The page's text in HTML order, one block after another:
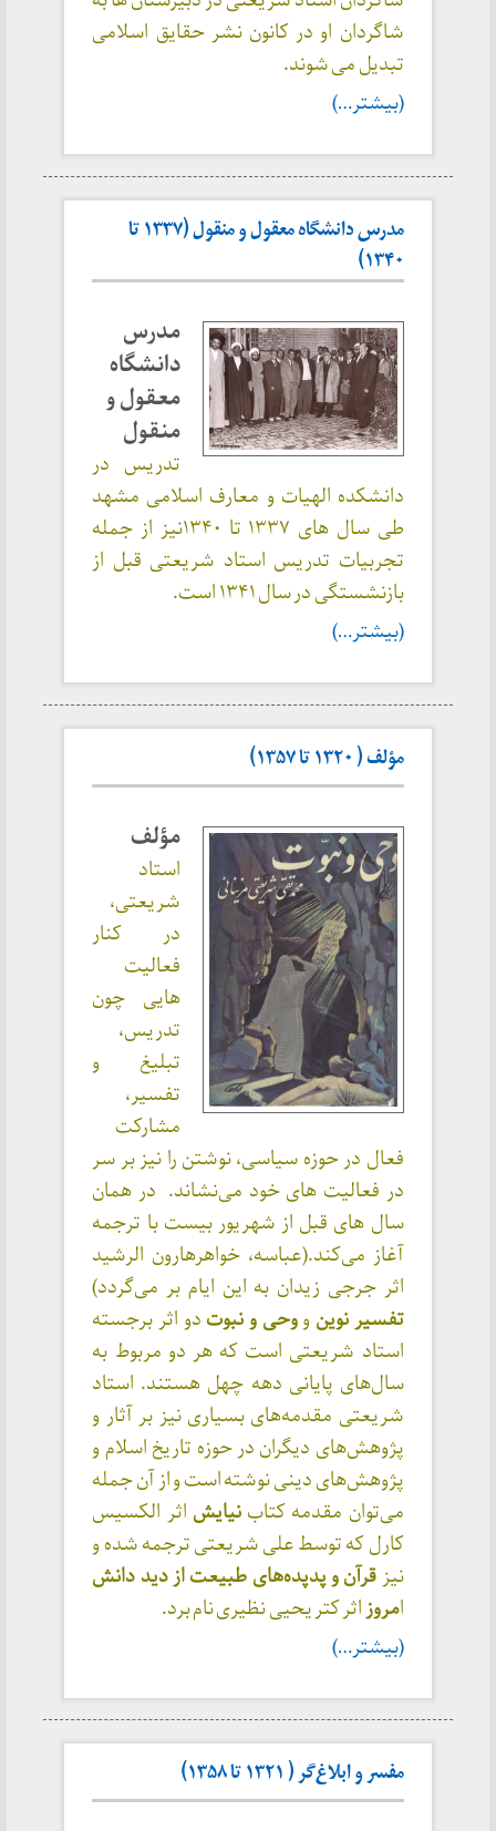
شاگردان او در کانون نشر حقایق اسلامی
تبدیل می شوند.
(بیشتر…)
مدرس دانشگاه معقول و منقول (۱۳۳۷ تا
۱۳۴۰)
مدرس
دانشگاه
معقول و
منقول
تدریس در
دانشکده الهیات و معارف اسلامی مشهد
طی سال های ۱۳۳۷ تا ۱۳۴۰نیز از جمله
تجربیات تدریس استاد شریعتی قبل از
بازنشستگی در سال ۱۳۴۱ است.
(بیشتر…)
مؤلف ( ۱۳۲۰ تا ۱۳۵۷)
مؤلف
استاد
شریعتی،
در کنار
فعالیت
هایی چون
تدریس،
تبلیغ و
تفسیر،
مشارکت
فعال در حوزه سیاسی، نوشتن را نیز بر سر
در فعالیت های خود می‌نشاند. در همان
سال های قبل از شهریور بیست با ترجمه
آغاز می‌کند.(عباسه، خواهرهارون الرشید
اثر جرجی زیدان به این ایام بر می‌گردد)
تفسیر نوین ووحی و نبوت دو اثر برجسته
استاد شریعتی است که هر دو مربوط به
سال‌های پایانی دهه چهل هستند. استاد
شریعتی مقدمه‌های بسیاری نیز بر آثار و
پژوهش‌های دیگران در حوزه تاریخ اسلام و
پژوهش‌های دینی نوشته است و از آن جمله
می‌توان مقدمه کتابنیایش اثر الکسیس
کارل که توسط علی شریعتی ترجمه شده و
نیز قرآن و پدپده‌های طبیعت از دید دانش
امروزاثر کتر یحیی نظیری نام برد.
(بیشتر…)
مفسر و ابلاغ‌گر ( ۱۳۲۱ تا ۱۳۵۸)